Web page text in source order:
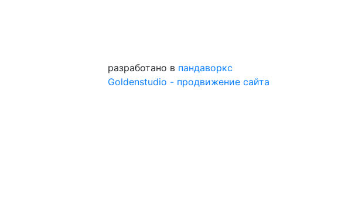
разработано в пандаворкс
Goldenstudio - продвижение сайта